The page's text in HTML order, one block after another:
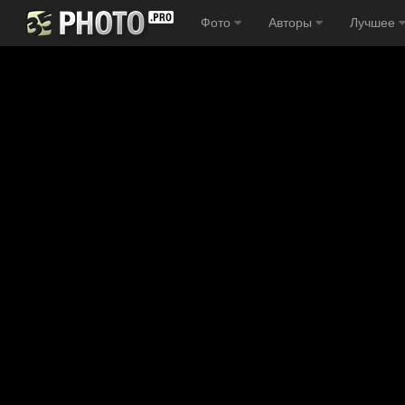
Фото Авторы Лучшее